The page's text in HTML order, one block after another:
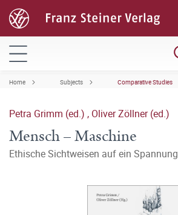
Home Subjects Comparative Studies
Petra Grimm (ed.) , Oliver Zöllner (ed.)
Mensch – Maschine
Ethische Sichtweisen auf ein